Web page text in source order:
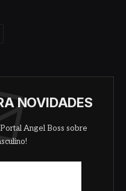
NOVIDADES
Angel Boss sobre